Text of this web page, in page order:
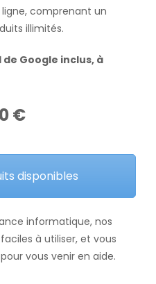
comprenant un
illimités.
Google inclus, à
€
disponibles
informatique, nos
à utiliser, et vous
vous venir en aide.